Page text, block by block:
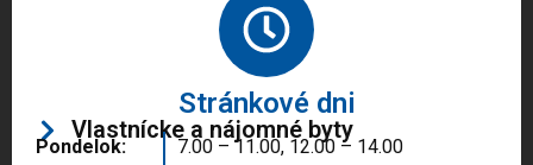
Stránkové dni
Vlastnícke a nájomné byty
Pondelok:
7.00 – 11.00, 12.00 – 14.00